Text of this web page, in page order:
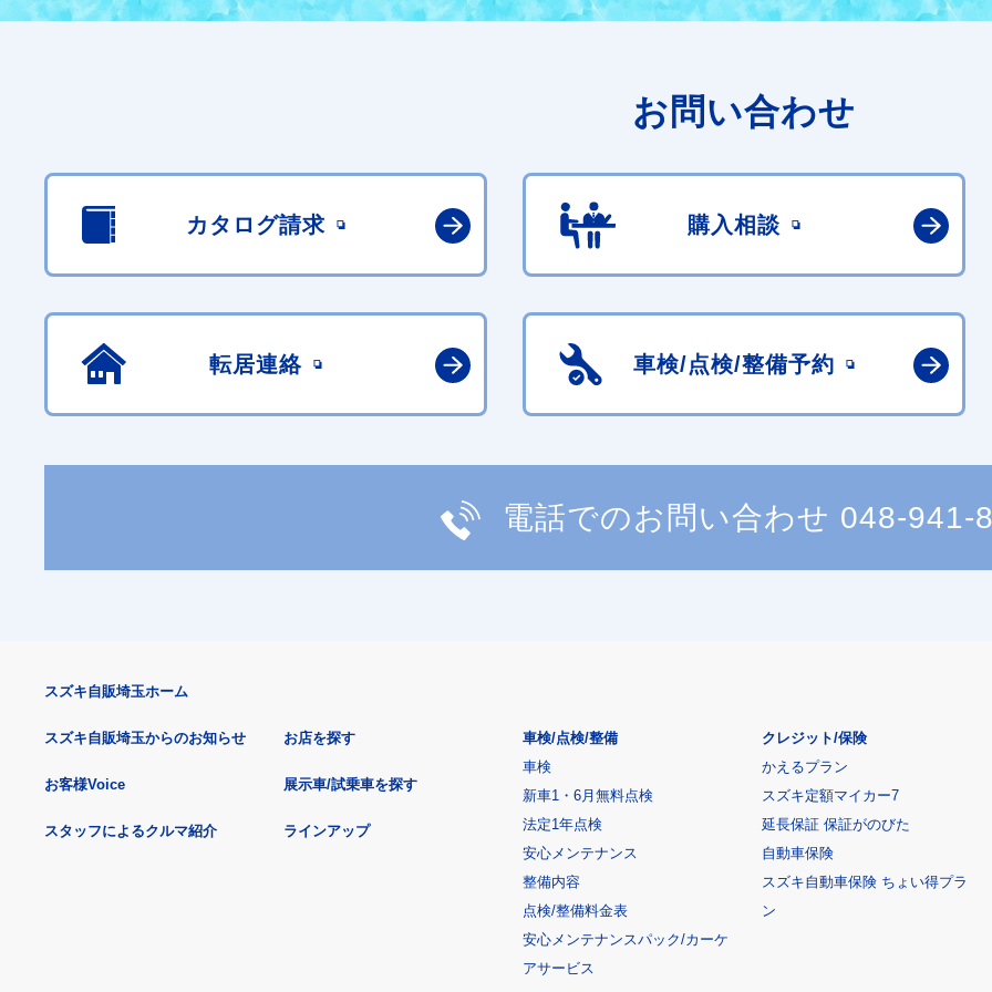
お問い合わせ
カタログ請求 購入相談
転居連絡 車検/点検/整備予約
電話でのお問い合わせ 048-941-
スズキ自販埼玉ホーム
スズキ自販埼玉からのお知らせ
お客様Voice
スタッフによるクルマ紹介
お店を探す
展示車/試乗車を探す
ラインアップ
車検/点検/整備
車検
新車1・6月無料点検
法定1年点検
安心メンテナンス
整備内容
点検/整備料金表
安心メンテナンスパック/カーケ
アサービス
クレジット/保険
かえるプラン
スズキ定額マイカー7
延長保証 保証がのびた
自動車保険
スズキ自動車保険 ちょい得プラ
ン